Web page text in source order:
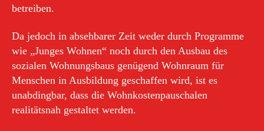
betreiben.
Da jedoch in absehbarer Zeit weder durch Programme
wie „Junges Wohnen“ noch durch den Ausbau des
sozialen Wohnungsbaus genügend Wohnraum für
Menschen in Ausbildung geschaffen wird, ist es
unabdingbar, dass die Wohnkostenpauschalen
realitätsnah gestaltet werden.